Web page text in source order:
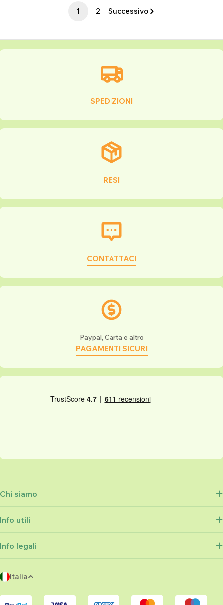
1 2 Successivo
SPEDIZIONI
RESI
CONTATTACI
Paypal, Carta e altro
PAGAMENTI SICURI
Chi siamo
Info utili
Info legali
P
e
Italia
Metodi